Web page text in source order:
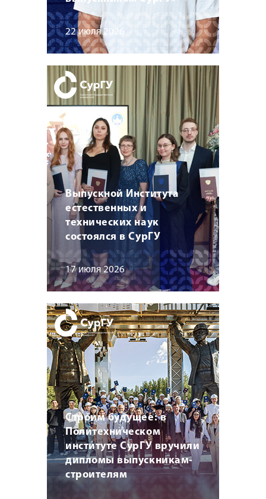
22 июля 2026
Выпускной Института
естественных и
технических наук
состоялся в СурГУ
17 июля 2026
Строим будущее: в
Политехническом
институте СурГУ вручили
дипломы выпускникам-
строителям